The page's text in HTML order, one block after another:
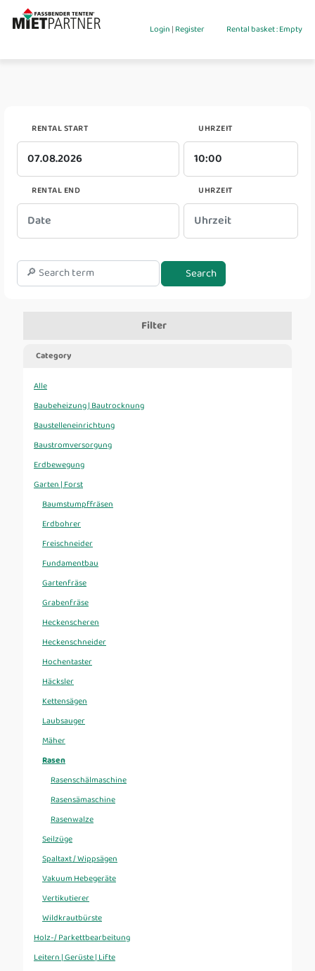
Login|Register Rental basket : Empty
RENTAL START UHRZEIT
RENTAL END UHRZEIT
Search
Filter
Category
Alle
Baubeheizung | Bautrocknung
Baustelleneinrichtung
Baustromversorgung
Erdbewegung
Garten | Forst
Baumstumpffräsen
Erdbohrer
Freischneider
Fundamentbau
Gartenfräse
Grabenfräse
Heckenscheren
Heckenschneider
Hochentaster
Häcksler
Kettensägen
Laubsauger
Mäher
Rasen
Rasenschälmaschine
Rasensämaschine
Rasenwalze
Seilzüge
Spaltaxt / Wippsägen
Vakuum Hebegeräte
Vertikutierer
Wildkrautbürste
Holz-/ Parkettbearbeitung
Leitern | Gerüste | Lifte